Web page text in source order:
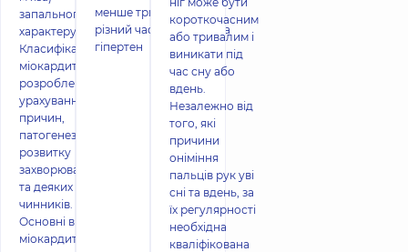
запального
характеру.
Класифікація
міокардитів
розроблена з
урахуванням
причин,
патогенезу,
розвитку
захворювання
та деяких інших
чинників.
Основні види
міокардит
менше трьох разів у
різний час. Артеріальна
гіпертен
короткочасним
або тривалим і
виникати під
час сну або
вдень.
Незалежно від
того, які
причини
оніміння
пальців рук уві
сні та вдень, за
їх регулярності
необхідна
кваліфікована